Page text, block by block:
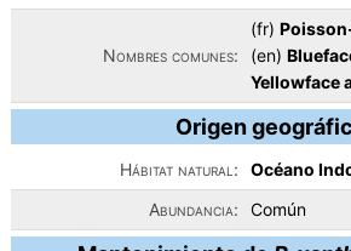
Nombres comunes:
(fr)
(en)
Yellowface
Origen
Hábitat natural:
Océano
Abundancia:
Común